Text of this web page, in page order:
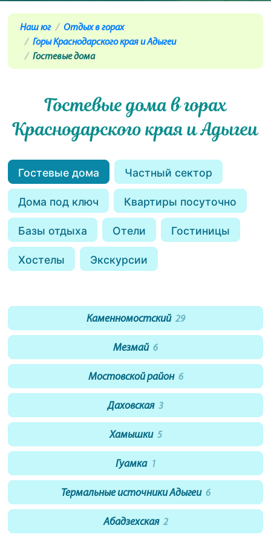
Наш юг
Отдых в горах
Горы Краснодарского края и Адыгеи
Гостевые дома
Гостевые дома в горах
Краснодарского края и Адыгеи
Гостевые дома Частный сектор
Дома под ключ Квартиры посуточно
Базы отдыха Отели Гостиницы
Хостелы Экскурсии
Каменномостский 29
Мезмай 6
Мостовской район 6
Даховская 3
Хамышки 5
Гуамка 1
Термальные источники Адыгеи 6
Абадзехская 2